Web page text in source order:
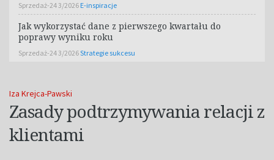
Iza Krejca-Pawski
Zasady podtrzymywania relacji z
klientami
Sprzedaż-24 3/2026 E-inspiracje
Jak wykorzystać dane z pierwszego kwartału do
poprawy wyniku roku
Sprzedaż-24 3/2026Strategie sukcesu